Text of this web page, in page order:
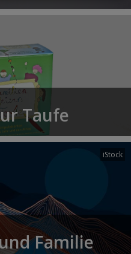
Taufe
iStock
Familie